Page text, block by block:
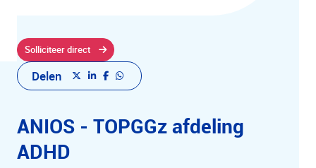
Solliciteer direct
Delen
ANIOS - TOPGGz afdeling
ADHD